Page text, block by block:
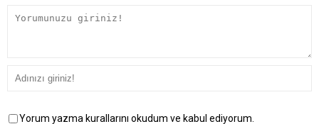
Yorum yazma kurallarını okudum ve kabul ediyorum.